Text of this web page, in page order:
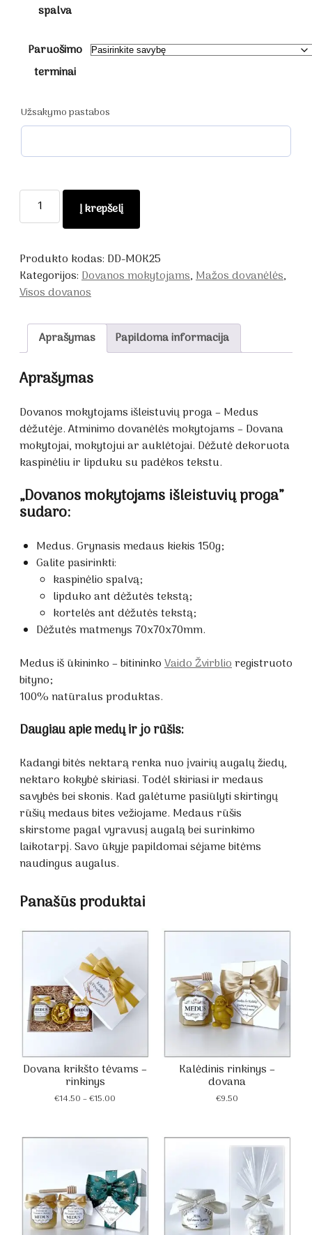
spalva
Paruošimo
terminai
Užsakymo pastabos
produkto
kiekis:
išleistuvių
proga
Į krepšelį
Produkto kodas: DD-MOK25
Kategorijos:Dovanos mokytojams,Mažos dovanėlės,
Visos dovanos
Aprašymas Papildoma informacija
Aprašymas
Dovanos mokytojams išleistuvių proga – Medus
dėžutėje. Atminimo dovanėlės mokytojams – Dovana
mokytojai, mokytojui ar auklėtojai. Dėžutė dekoruota
kaspinėliu ir lipduku su padėkos tekstu.
„Dovanos mokytojams išleistuvių proga”
sudaro:
Medus. Grynasis medaus kiekis 150g;
Galite pasirinkti:
kaspinėlio spalvą;
lipduko ant dėžutės tekstą;
kortelės ant dėžutės tekstą;
Dėžutės matmenys 70x70x70mm.
Medus iš ūkininko – bitininkoVaido Žvirblioregistruoto
bityno;
100% natūralus produktas.
Daugiau apie medų ir jo rūšis:
Kadangi bitės nektarą renka nuo įvairių augalų žiedų,
nektaro kokybė skiriasi. Todėl skiriasi ir medaus
savybės bei skonis. Kad galėtume pasiūlyti skirtingų
rūšių medaus bites vežiojame. Medaus rūšis
skirstome pagal vyravusį augalą bei surinkimo
laikotarpį. Savo ūkyje papildomai sėjame bitėms
naudingus augalus.
Panašūs produktai
Dovana krikšto tėvams –
rinkinys
€14.50 –€15.00
through
Kalėdinis rinkinys –
dovana
€9.50